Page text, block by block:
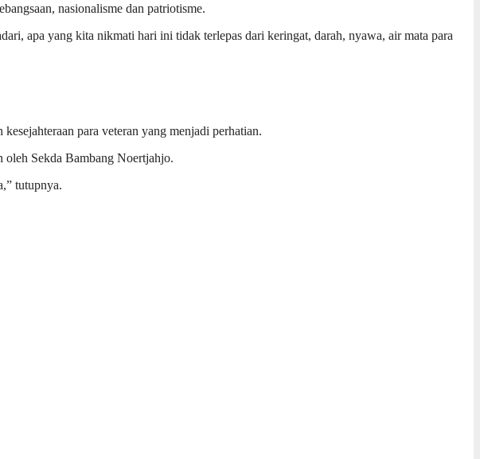
nasionalisme dan patriotisme.
apa yang kita nikmati hari ini tidak terlepas dari keringat, darah, nyawa, air mata para
para veteran yang menjadi perhatian.
oleh Sekda Bambang Noertjahjo.
tutupnya.